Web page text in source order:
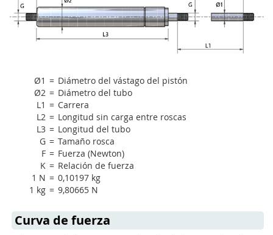
Ø1 = Diámetro del vástago del pistón
Ø2 = Diámetro del tubo
L1 = Carrera
L2 = Longitud sin carga entre roscas
L3 = Longitud del tubo
G = Tamaño rosca
F = Fuerza (Newton)
K = Relación de fuerza
1 N = 0,10197 kg
1 kg = 9,80665 N
Curva de fuerza